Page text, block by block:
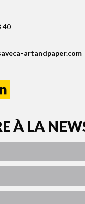
40
artandpaper.com
À LA